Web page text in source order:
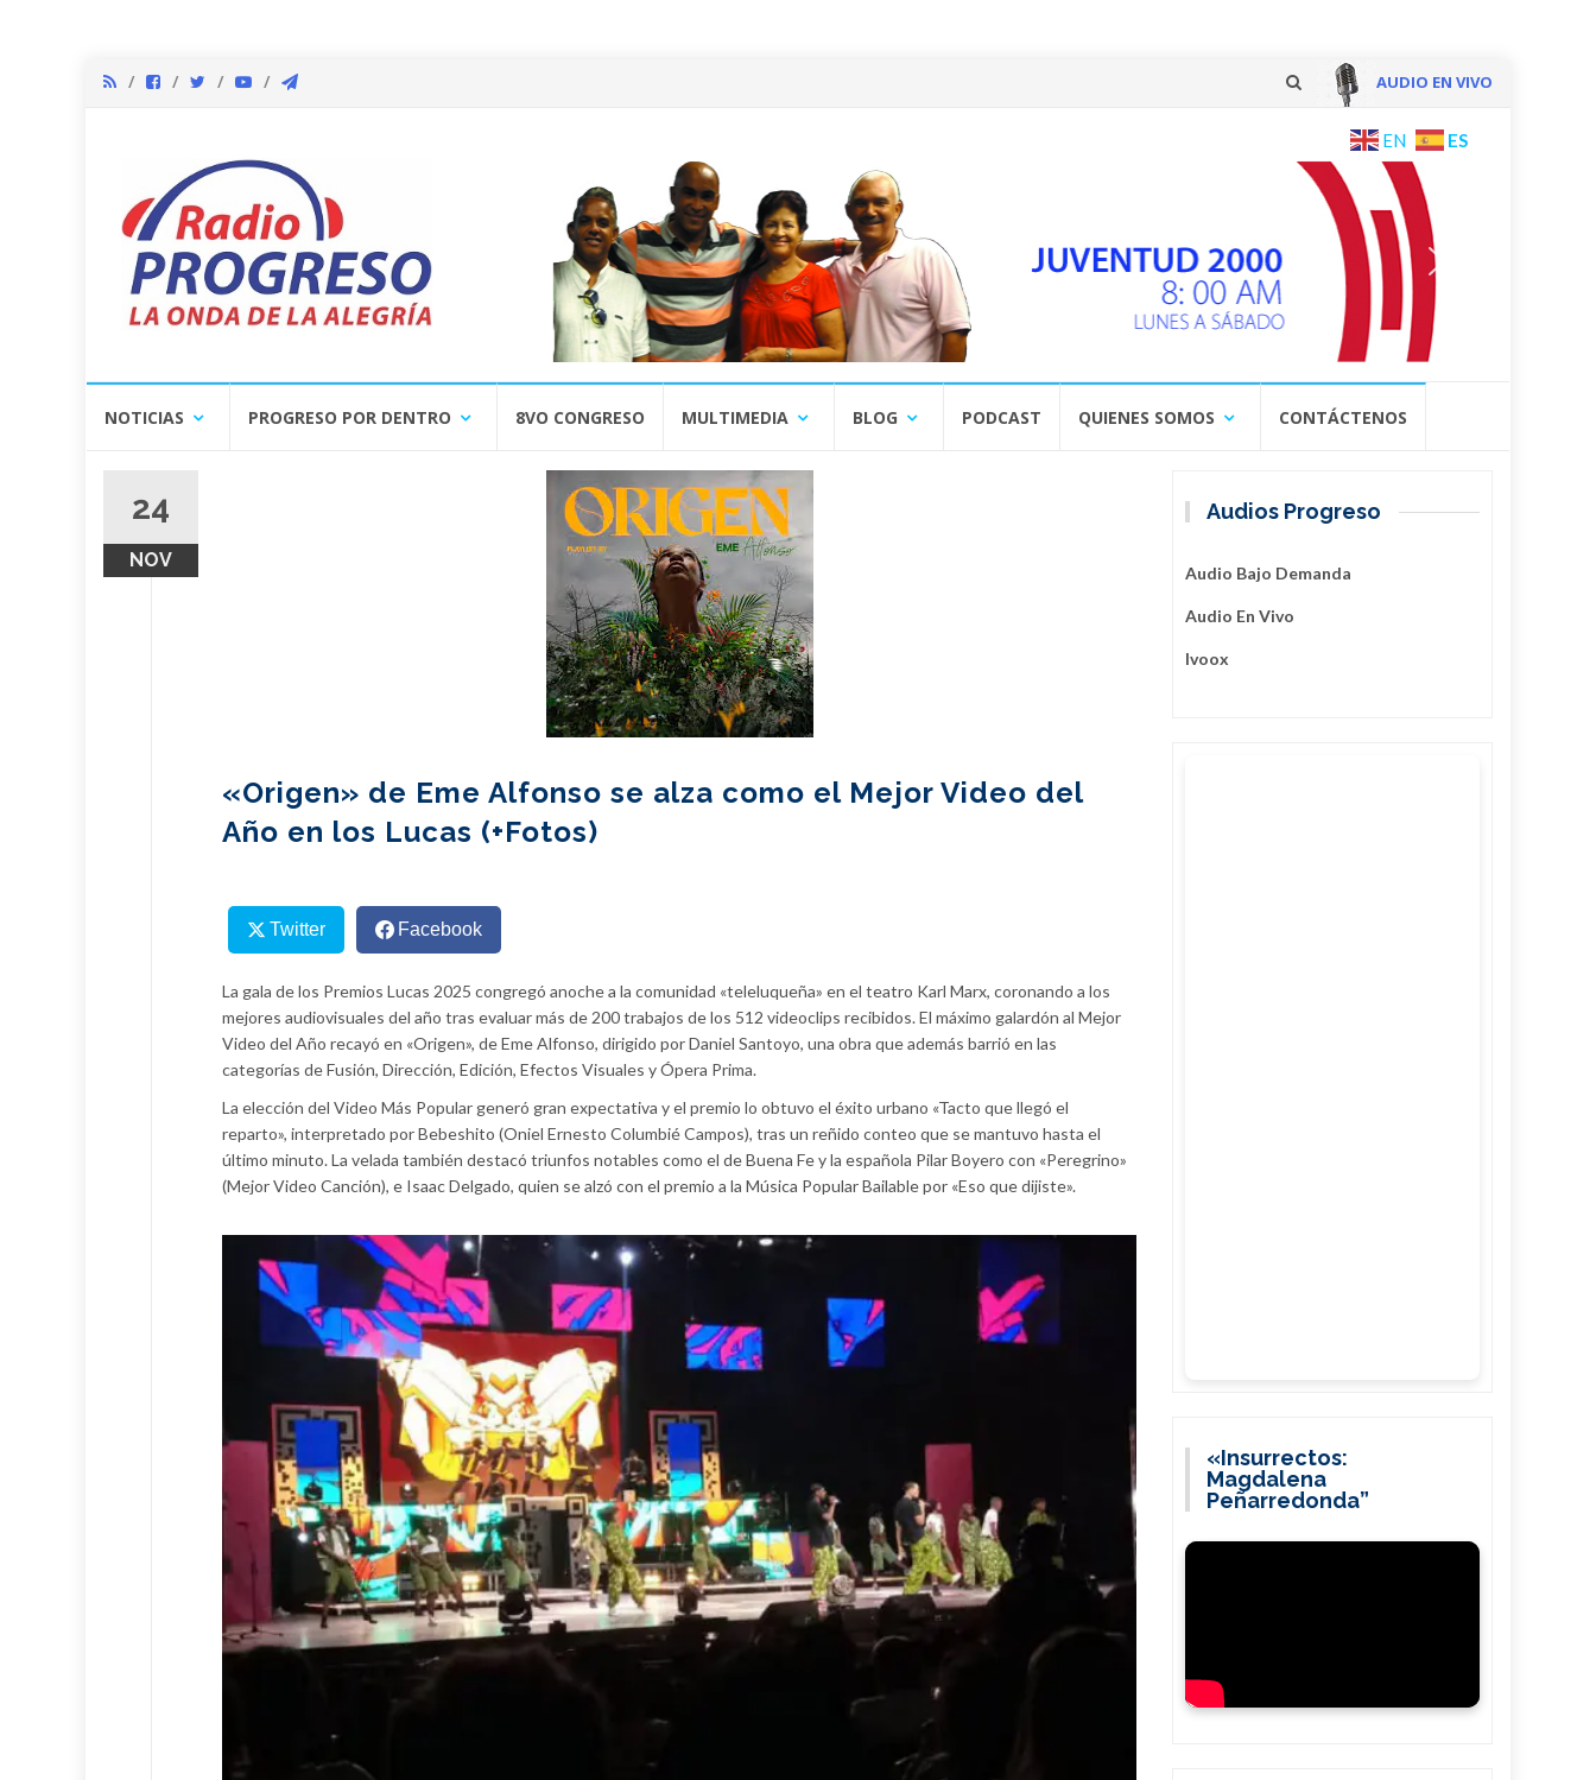
AUDIO EN VIVO
content
EN ES
NOTICIAS PROGRESO POR DENTRO 8VO CONGRESO MULTIMEDIA BLOG PODCAST QUIENES SOMOS CONTÁCTENOS
24
NOV
«Origen» de Eme Alfonso se alza como el Mejor Video del
Año en los Lucas (+Fotos)
Twitter Facebook
La gala de los Premios Lucas 2025 congregó anoche a la comunidad «teleluqueña» en el teatro Karl Marx, coronando a los
mejores audiovisuales del año tras evaluar más de 200 trabajos de los 512 videoclips recibidos. El máximo galardón al Mejor
Video del Año recayó en «Origen», de Eme Alfonso, dirigido por Daniel Santoyo, una obra que además barrió en las
categorías de Fusión, Dirección, Edición, Efectos Visuales y Ópera Prima.
La elección del Video Más Popular generó gran expectativa y el premio lo obtuvo el éxito urbano «Tacto que llegó el
reparto», interpretado por Bebeshito (Oniel Ernesto Columbié Campos), tras un reñido conteo que se mantuvo hasta el
último minuto. La velada también destacó triunfos notables como el de Buena Fe y la española Pilar Boyero con «Peregrino»
(Mejor Video Canción), e Isaac Delgado, quien se alzó con el premio a la Música Popular Bailable por «Eso que dijiste».
Audios Progreso
Audio Bajo Demanda
Audio En Vivo
Ivoox
«Insurrectos:
Magdalena
Peñarredonda”